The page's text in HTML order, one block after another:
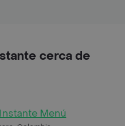
cerca de
Menú